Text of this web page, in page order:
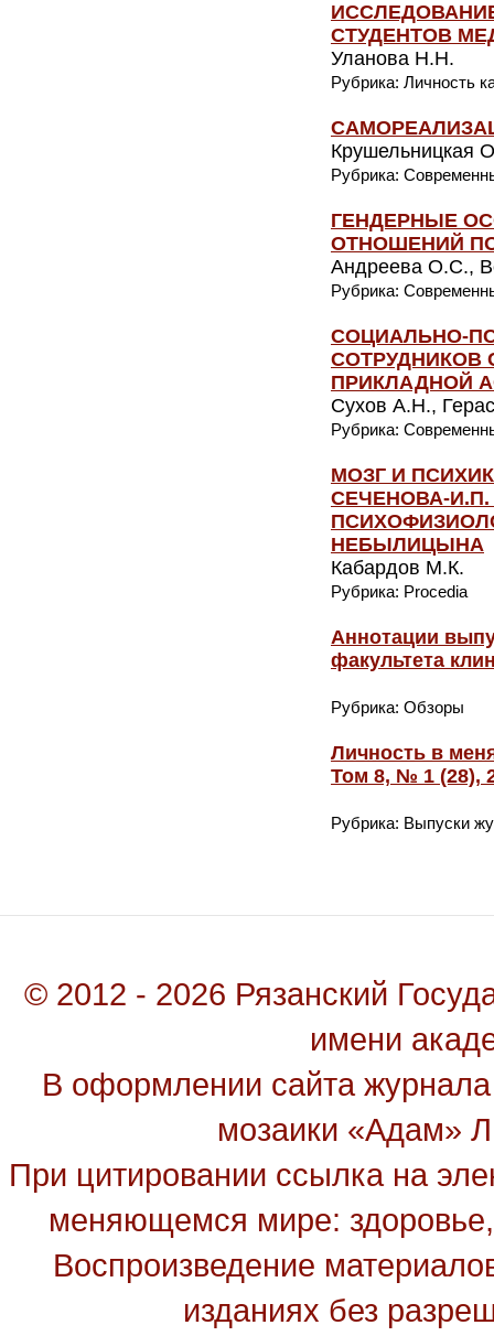
СТУДЕНТОВ
Уланова Н.Н.
Рубрика: Личность
Крушельницкая
Рубрика:
ГЕНДЕРНЫЕ
ОТНОШЕНИЙ
Андреева О.С.,
Рубрика:
СОЦИАЛЬНО-
СОТРУДНИКОВ
ПРИКЛАДНОЙ
Сухов А.Н.,
Рубрика:
МОЗГ И
СЕЧЕНОВА-
НЕБЫЛИЦЫНА
Кабардов М.К.
Рубрика: Procedia
Аннотации
факультета
Рубрика: Обзоры
Личность в
Том 8, № 1 (28),
Рубрика: Выпуски
© 2012 - 2026 Рязанский
имени
В оформлении сайта
мозаики «Адам»
При цитировании ссылка на
меняющемся мире: здоровье,
Воспроизведение
изданиях без